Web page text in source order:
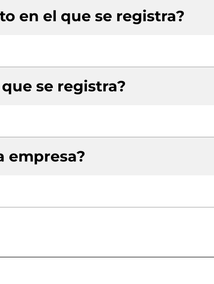
en el que se registra?
se registra?
empresa?